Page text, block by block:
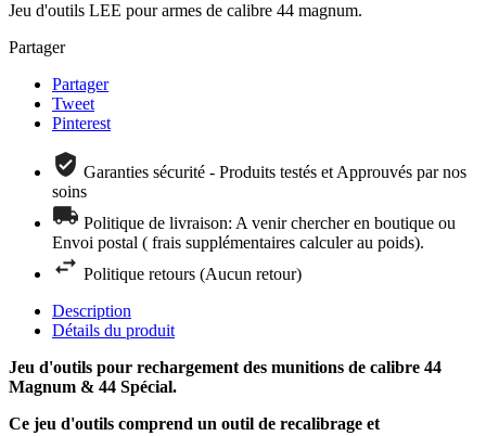
Jeu d'outils LEE pour armes de calibre 44 magnum.
Partager
Partager
Tweet
Pinterest
Garanties sécurité - Produits testés et Approuvés par nos
soins
Politique de livraison: A venir chercher en boutique ou
Envoi postal ( frais supplémentaires calculer au poids).
Politique retours (Aucun retour)
Description
Détails du produit
Jeu d'outils pour rechargement des munitions de calibre 44
Magnum & 44 Spécial.
Ce jeu d'outils comprend un outil de recalibrage et